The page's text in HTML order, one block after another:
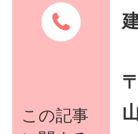
この記事